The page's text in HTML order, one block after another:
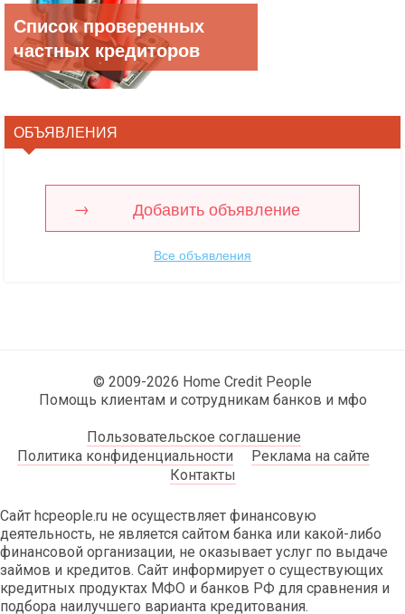
Список проверенных
частных кредиторов
ОБЪЯВЛЕНИЯ
Добавить объявление
Все объявления
© 2009-2026 Home Credit People
Помощь клиентам и сотрудникам банков и мфо
Пользовательское соглашение
Политика конфиденциальности
Реклама на сайте
Контакты
Сайт hcpeople.ru не осуществляет финансовую
деятельность, не является сайтом банка или какой-либо
финансовой организации, не оказывает услуг по выдаче
займов и кредитов. Сайт информирует о существующих
кредитных продуктах МФО и банков РФ для сравнения и
подбора наилучшего варианта кредитования.